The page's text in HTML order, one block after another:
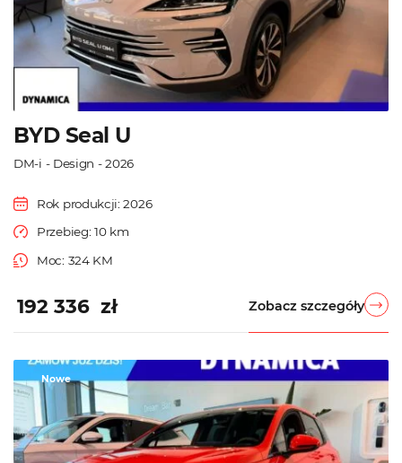
BYD Seal U
DM-i - Design - 2026
Rok produkcji: 2026
Przebieg: 10 km
Moc: 324 KM
192 336 zł Zobacz szczegóły
Nowe